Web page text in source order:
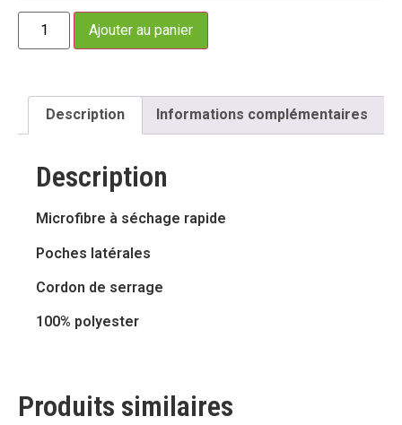
Ajouter au panier
Description Informations complémentaires
Description
Microfibre à séchage rapide
Poches latérales
Cordon de serrage
100% polyester
Produits similaires